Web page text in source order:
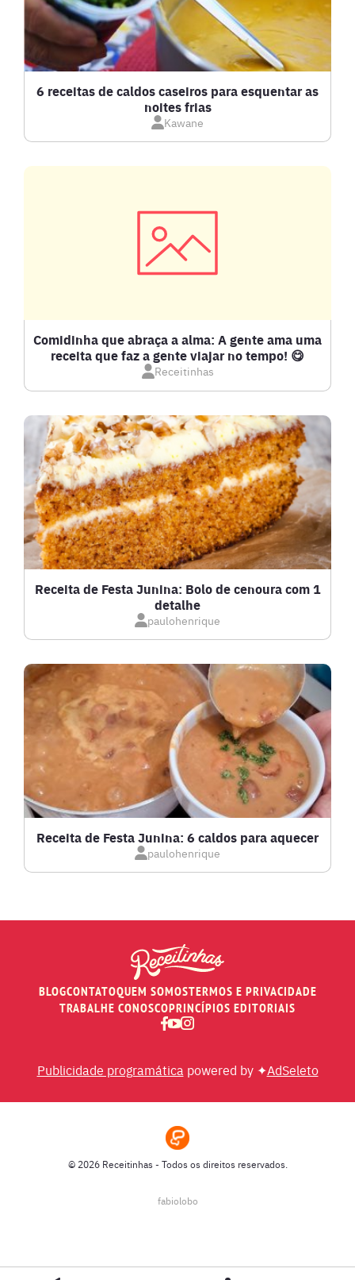
BOLOS E TORTAS
CALDOS
CARNE BOVINA
COMPOTAS E GELEIAS
DOCES E SOBREMESAS
DRINKS
FRANGO
FRUTOS DO MAR
GRATINADOS
LANCHES
LASANHAS
LOW CARB
MASSAS E PASTAS
RECEITAS DE AIR FRYER
RECEITAS DE ANO NOVO (RÉVEILLON)
RECEITAS DE NATAL
6 receitas de caldos caseiros para esquentar as
noites frias
Kawane
Comidinha que abraça a alma: A gente ama uma
receita que faz a gente viajar no tempo! 😋
Receitinhas
Receita de Festa Junina: Bolo de cenoura com 1
detalhe
paulohenrique
Receita de Festa Junina: 6 caldos para aquecer
paulohenrique
BLOGCONTATOQUEM SOMOSTERMOS E PRIVACIDADE
TRABALHE CONOSCOPRINCÍPIOS EDITORIAIS
Publicidade programática powered by ✦AdSeleto
© 2026 Receitinhas - Todos os direitos reservados.
fabiolobo